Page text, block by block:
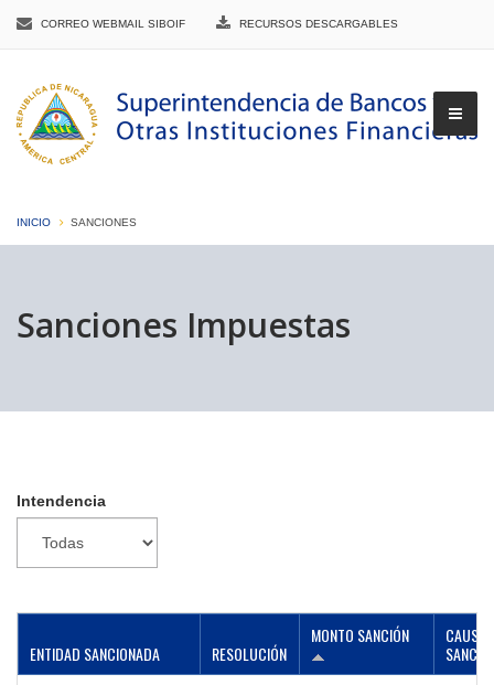
CORREO WEBMAIL SIBOIF RECURSOS DESCARGABLES
INICIO SANCIONES
Sanciones Impuestas
Intendencia
ENTIDAD SANCIONADA RESOLUCIÓN
MONTO SANCIÓN
CAUSA